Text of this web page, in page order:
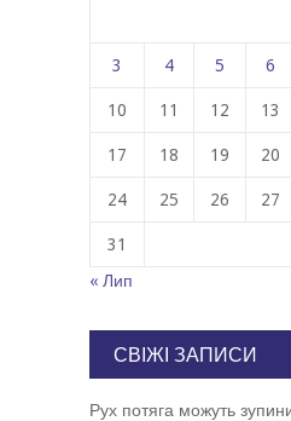
3 4 5 6
10 11 12 13
17 18 19 20
24 25 26 27
31
« Лип
СВІЖІ ЗАПИСИ
Рух потяга можуть